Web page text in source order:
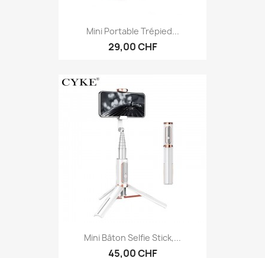
Mini Portable Trépied...
29,00 CHF
Mini Bâton Selfie Stick,...
45,00 CHF